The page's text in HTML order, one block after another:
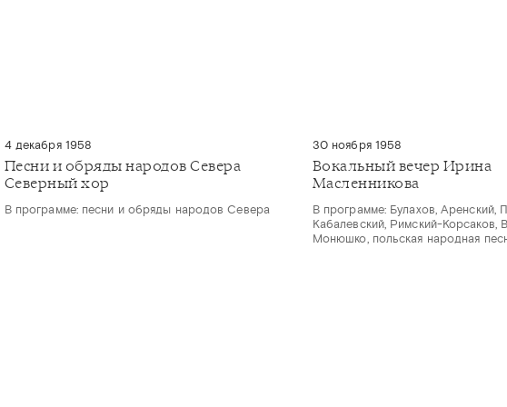
30 ноября 1958
Вокальный вечер Ирина
Масленникова
В программе: Булахов, Аренский,
Кабалевский, Римский-Корсаков,
Монюшко, польская народная
4 декабря 1958
Песни и обряды народов Севера
Северный хор
В программе: песни и обряды народов Севера